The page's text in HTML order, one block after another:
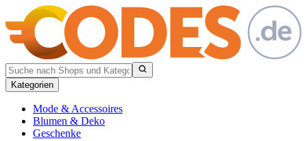
Kategorien
Mode & Accessoires
Blumen & Deko
Geschenke